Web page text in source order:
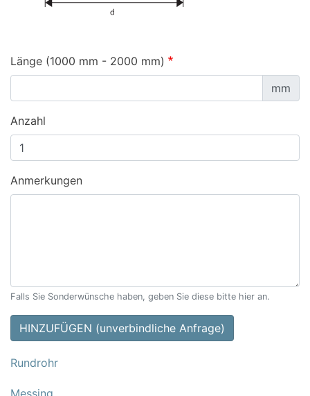
Länge (1000 mm - 2000 mm)
mm
Anzahl
Anmerkungen
Falls Sie Sonderwünsche haben, geben Sie diese bitte hier an.
HINZUFÜGEN (unverbindliche Anfrage)
Rundrohr
Messing